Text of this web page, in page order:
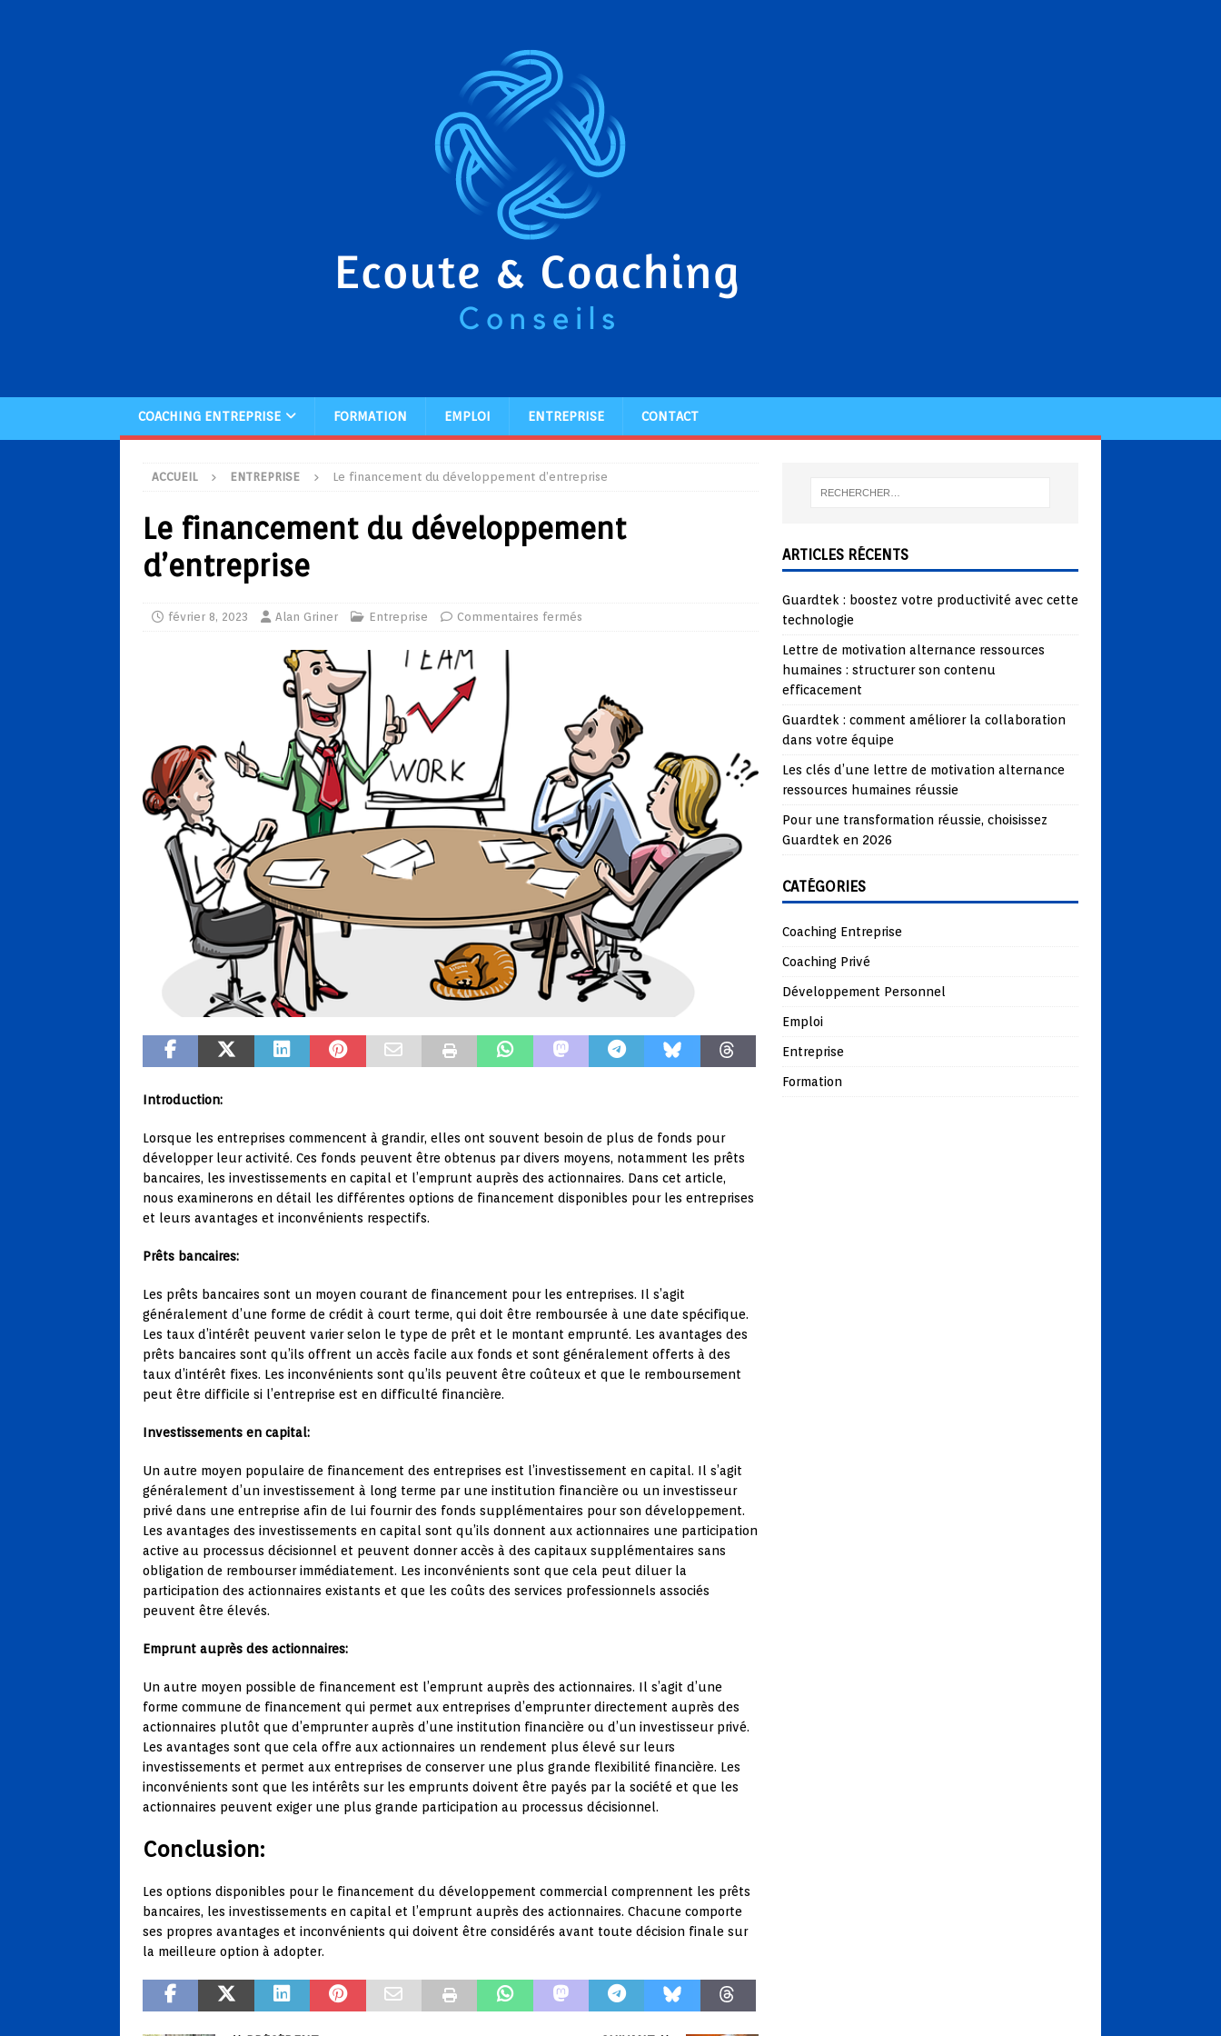
COACHING ENTREPRISE FORMATION EMPLOI ENTREPRISE CONTACT
ACCUEIL ENTREPRISE Le financement du développement d’entreprise
Le financement du développement
d’entreprise
février 8, 2023 Alan Griner Entreprise Commentaires fermés
Introduction:
Lorsque les entreprises commencent à grandir, elles ont souvent besoin de plus de fonds pour
développer leur activité. Ces fonds peuvent être obtenus par divers moyens, notamment les prêts
bancaires, les investissements en capital et l’emprunt auprès des actionnaires. Dans cet article,
nous examinerons en détail les différentes options de financement disponibles pour les entreprises
et leurs avantages et inconvénients respectifs.
Prêts bancaires:
Les prêts bancaires sont un moyen courant de financement pour les entreprises. Il s’agit
généralement d’une forme de crédit à court terme, qui doit être remboursée à une date spécifique.
Les taux d’intérêt peuvent varier selon le type de prêt et le montant emprunté. Les avantages des
prêts bancaires sont qu’ils offrent un accès facile aux fonds et sont généralement offerts à des
taux d’intérêt fixes. Les inconvénients sont qu’ils peuvent être coûteux et que le remboursement
peut être difficile si l’entreprise est en difficulté financière.
Investissements en capital:
Un autre moyen populaire de financement des entreprises est l’investissement en capital. Il s’agit
généralement d’un investissement à long terme par une institution financière ou un investisseur
privé dans une entreprise afin de lui fournir des fonds supplémentaires pour son développement.
Les avantages des investissements en capital sont qu’ils donnent aux actionnaires une participation
active au processus décisionnel et peuvent donner accès à des capitaux supplémentaires sans
obligation de rembourser immédiatement. Les inconvénients sont que cela peut diluer la
participation des actionnaires existants et que les coûts des services professionnels associés
peuvent être élevés.
Emprunt auprès des actionnaires:
Un autre moyen possible de financement est l’emprunt auprès des actionnaires. Il s’agit d’une
forme commune de financement qui permet aux entreprises d’emprunter directement auprès des
actionnaires plutôt que d’emprunter auprès d’une institution financière ou d’un investisseur privé.
Les avantages sont que cela offre aux actionnaires un rendement plus élevé sur leurs
investissements et permet aux entreprises de conserver une plus grande flexibilité financière. Les
inconvénients sont que les intérêts sur les emprunts doivent être payés par la société et que les
actionnaires peuvent exiger une plus grande participation au processus décisionnel.
Conclusion:
Les options disponibles pour le financement du développement commercial comprennent les prêts
bancaires, les investissements en capital et l’emprunt auprès des actionnaires. Chacune comporte
ses propres avantages et inconvénients qui doivent être considérés avant toute décision finale sur
la meilleure option à adopter.
ARTICLES RÉCENTS
Guardtek : boostez votre productivité avec cette
technologie
Lettre de motivation alternance ressources
humaines : structurer son contenu
efficacement
Guardtek : comment améliorer la collaboration
dans votre équipe
Les clés d’une lettre de motivation alternance
ressources humaines réussie
Pour une transformation réussie, choisissez
Guardtek en 2026
CATÉGORIES
Coaching Entreprise
Coaching Privé
Développement Personnel
Emploi
Entreprise
Formation